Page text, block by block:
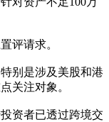
评请求。
别是涉及美股和港
关注对象。
资者已透过跨境交